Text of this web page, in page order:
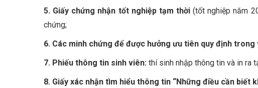
5. Giấy chứng nhận tốt nghiệp tạm thời(tốt nghiệp năm
chứng;
6. Các minh chứng để được hưởng ưu tiên quy định trong
7. Phiếu thông tin sinh viên: thí sinh nhập thông tin và in ra
8. Giấy xác nhận tìm hiểu thông tin “Những điều cần biết